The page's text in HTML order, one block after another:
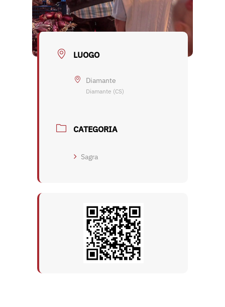
LUOGO
Diamante
Diamante (CS)
CATEGORIA
Sagra